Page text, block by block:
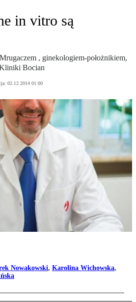
in vitro są
, ginekologiem-położnikiem,
Bocian
02.12.2014 01:00
Nowakowski, Karolina Wichowska,